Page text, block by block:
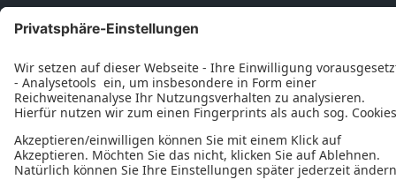
© 2026 - Ein Serviceangebot der Mittelständischen
Beteiligungsgesellschaften.